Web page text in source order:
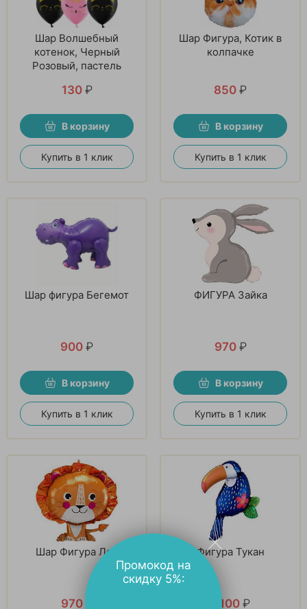
Шар Волшебный
котенок, Черный
Розовый, пастель
130 ₽
В корзину
Купить в 1 клик
Шар Фигура, Котик в
колпачке
850 ₽
В корзину
Купить в 1 клик
Шар фигура Бегемот
900 ₽
В корзину
Купить в 1 клик
ФИГУРА Зайка
970 ₽
В корзину
Купить в 1 клик
Шар Фигура Лев
970₽
Фигура Тукан
1 100 ₽
Промокод на
скидку 5%: